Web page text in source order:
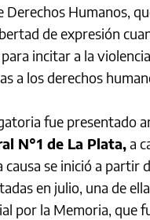
Derechos Humanos,
de expresión
incitar a la
a los derechos
fue presentado
N°1 de La Plata,a
causa se inició a partir
en julio, una de
por la Memoria, que